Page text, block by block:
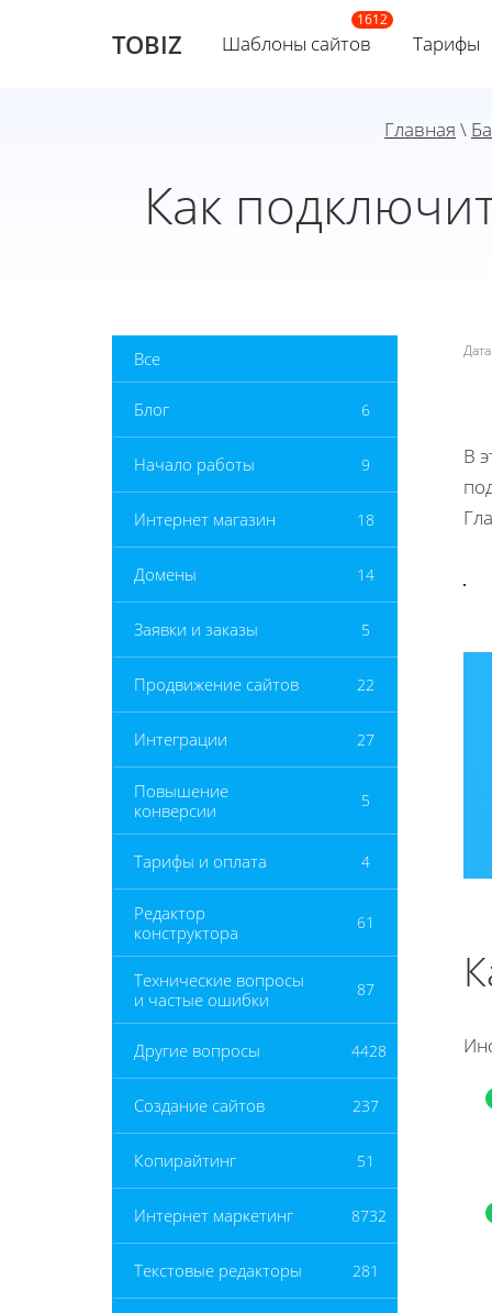
TOBIZ Шаблоны сайтов Тарифы
Главная \
Как
Все
Блог 6
Начало работы 9
Интернет магазин 18
Домены 14
Заявки и заказы 5
Продвижение сайтов 22
Интеграции 27
Повышение
конверсии
5
Тарифы и оплата 4
Редактор
конструктора
61
Технические вопросы
и частые ошибки
87
Другие вопросы 4428
Создание сайтов 237
Копирайтинг 51
Интернет маркетинг 8732
Текстовые редакторы 281
В